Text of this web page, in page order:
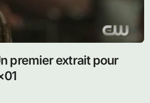
premier extrait pour